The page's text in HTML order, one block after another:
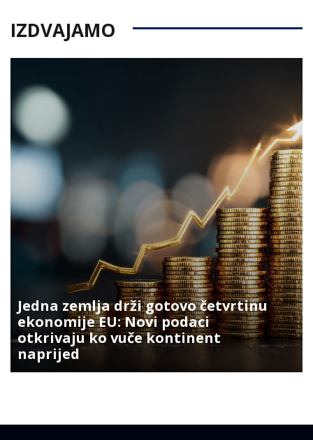
IZDVAJAMO
Jedna zemlja drži gotovo četvrtinu
ekonomije EU: Novi podaci
otkrivaju ko vuče kontinent
naprijed